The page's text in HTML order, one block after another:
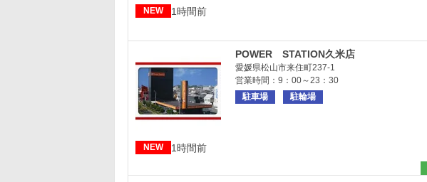
NEW 1時間前
POWER STATION久米店
愛媛県松山市来住町237-1
営業時間：9：00～23：30
駐車場
駐輪場
NEW 1時間前